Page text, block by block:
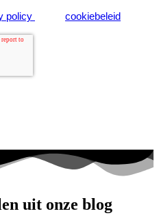
uit onze blog